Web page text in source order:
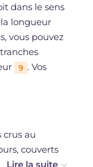
dans le sens
longueur
vous pouvez
9 . Vos
crus au
couverts